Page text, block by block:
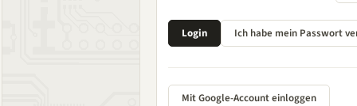
Mit Google-Account einloggen